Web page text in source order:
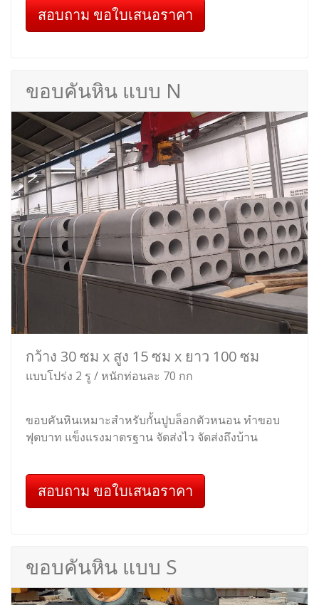
สอบถาม ขอใบเสนอราคา
ขอบคันหิน แบบ N
กว้าง 30 ซม x สูง 15 ซม x ยาว 100 ซม
แบบโปร่ง 2 รู / หนักท่อนละ 70 กก
ขอบคันหินเหมาะสำหรับกั้นปูบล็อกตัวหนอน ทำขอบ
ฟุตบาท แข็งแรงมาตรฐาน จัดส่งไว จัดส่งถึงบ้าน
สอบถาม ขอใบเสนอราคา
ขอบคันหิน แบบ S